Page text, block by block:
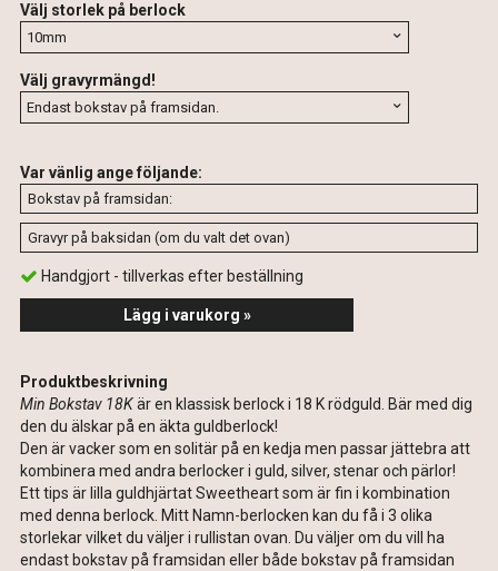
Välj storlek på berlock
Välj gravyrmängd!
Var vänlig ange följande:
Handgjort - tillverkas efter beställning
Lägg i varukorg »
Produktbeskrivning
Min Bokstav 18Kär en klassisk berlock i 18 K rödguld. Bär med dig
den du älskar på en äkta guldberlock!
Den är vacker som en solitär på en kedja men passar jättebra att
kombinera med andra berlocker i guld, silver, stenar och pärlor!
Ett tips är lilla guldhjärtat Sweetheart som är fin i kombination
med denna berlock. Mitt Namn-berlocken kan du få i 3 olika
storlekar vilket du väljer i rullistan ovan. Du väljer om du vill ha
endast bokstav på framsidan eller både bokstav på framsidan